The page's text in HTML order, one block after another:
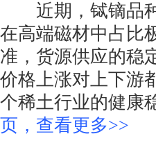
近期，铽镝品种
在高端磁材中占比
准，货源供应的稳
价格上涨对上下游
个稀土行业的健康
页，查看更多>>